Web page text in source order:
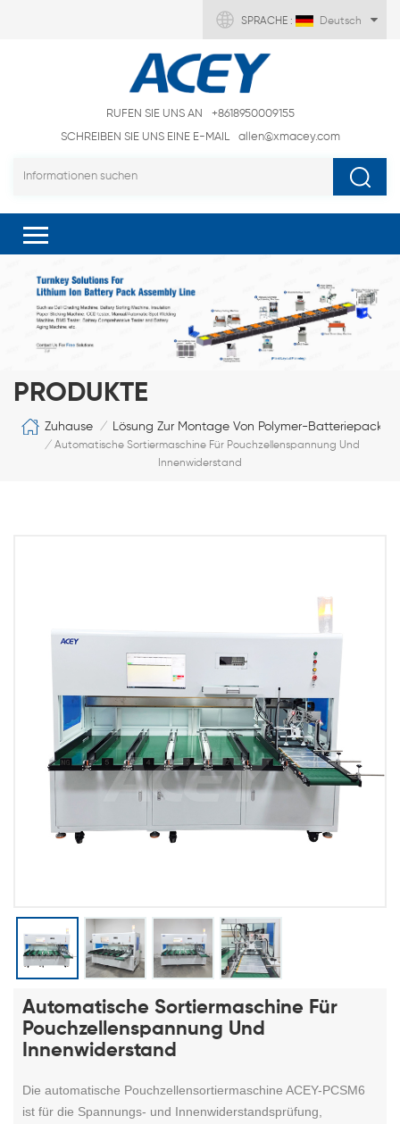
SPRACHE : Deutsch
RUFEN SIE UNS AN
+8618950009155
SCHREIBEN SIE UNS EINE E-MAIL
allen@xmacey.com
PRODUKTE
Zuhause / Lösung Zur Montage Von Polymer-Batteriepacks
/ Automatische Sortiermaschine Für Pouchzellenspannung Und
Innenwiderstand
Automatische Sortiermaschine Für
Pouchzellenspannung Und
Innenwiderstand
Die automatische Pouchzellensortiermaschine ACEY-PCSM6
ist für die Spannungs- und Innenwiderstandsprüfung,